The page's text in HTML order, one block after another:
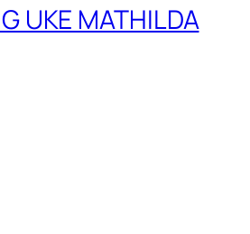
UKE MATHILDA